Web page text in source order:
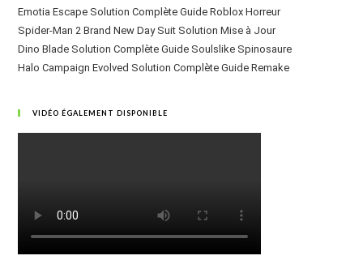
Emotia Escape Solution Complète Guide Roblox Horreur
Spider-Man 2 Brand New Day Suit Solution Mise à Jour
Dino Blade Solution Complète Guide Soulslike Spinosaure
Halo Campaign Evolved Solution Complète Guide Remake
VIDÉO ÉGALEMENT DISPONIBLE